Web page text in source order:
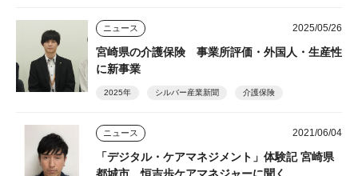
ニュース 2025/05/26
宮崎県の介護保険 事業所評価・外国人・生産性
に新事業
2025年 シルバー産業新聞 介護保険
ニュース 2021/06/04
「デジタル・ケアマネジメント」体験記 宮崎県
都城市、恒吉歩ケアマネジャーに聞く